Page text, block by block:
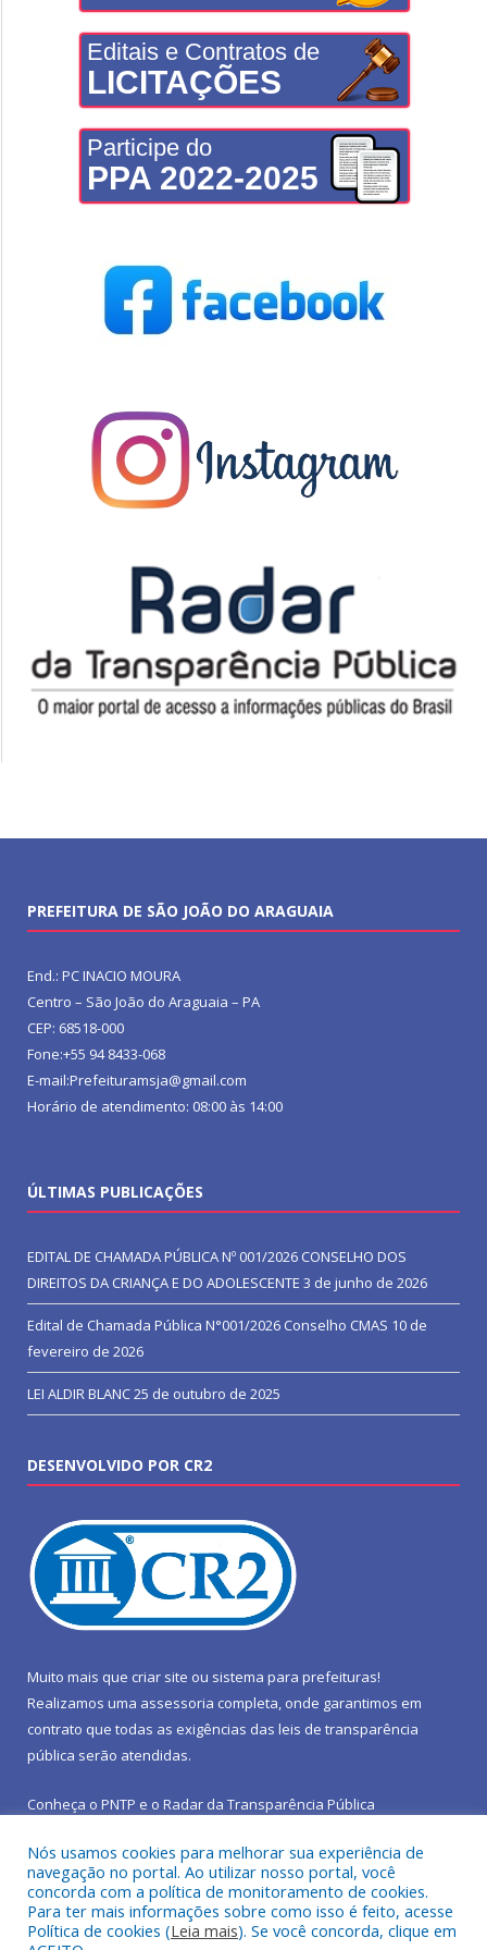
Editais e Contratos de
LICITAÇÕES
Participe do
PPA 2022-2025
PREFEITURA DE SÃO JOÃO DO ARAGUAIA
End.: PC INACIO MOURA
Centro – São João do Araguaia – PA
CEP: 68518-000
Fone:+55 94 8433-068
E-mail:Prefeituramsja@gmail.com
Horário de atendimento: 08:00 às 14:00
ÚLTIMAS PUBLICAÇÕES
EDITAL DE CHAMADA PÚBLICA Nº 001/2026 CONSELHO DOS
DIREITOS DA CRIANÇA E DO ADOLESCENTE 3 de junho de 2026
Edital de Chamada Pública N°001/2026 Conselho CMAS 10 de
fevereiro de 2026
LEI ALDIR BLANC25 de outubro de 2025
DESENVOLVIDO POR CR2
Muito mais que criar site ou sistema para prefeituras!
Realizamos uma assessoria completa, onde garantimos em
contrato que todas as exigências das leis de transparência
pública serão atendidas.
Conheça o PNTP e o Radar da Transparência Pública
Todos os direitos reservados a Prefeitura Municipal de São João
do Araguaia.
Nós usamos cookies para melhorar sua experiência de
navegação no portal. Ao utilizar nosso portal, você
concorda com a política de monitoramento de cookies.
Para ter mais informações sobre como isso é feito, acesse
Política de cookies (Leia mais). Se você concorda, clique em